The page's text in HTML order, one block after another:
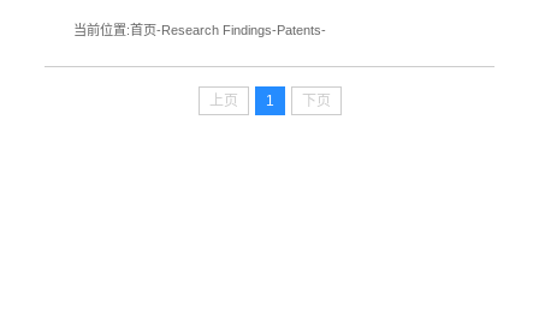
当前位置:首页-Research Findings-Patents-
上页 1 下页